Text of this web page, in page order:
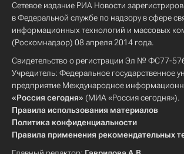
Сетевое издание РИА Новости
в Федеральной службе по надзору в сфере
информационных технологий и массовых
(Роскомнадзор) 08 апреля 2014 года.
Свидетельство о регистрации Эл № ФС77-
Учредитель: Федеральное государственное
предприятие Международное
«Россия сегодня» (МИА «Россия сегодня»).
Правила использования материалов
Политика конфиденциальности
Правила применения рекомендательных